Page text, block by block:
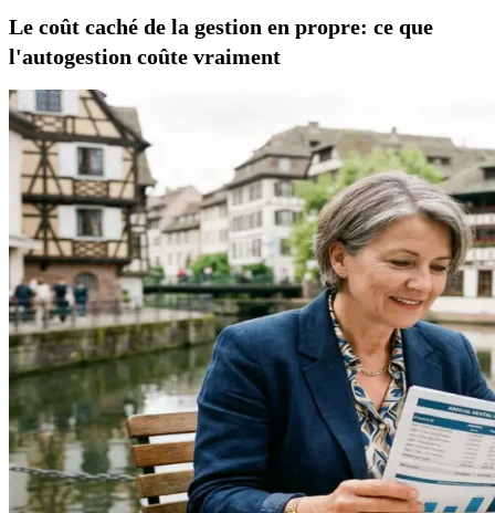
Le coût caché de la gestion en propre: ce que
l'autogestion coûte vraiment